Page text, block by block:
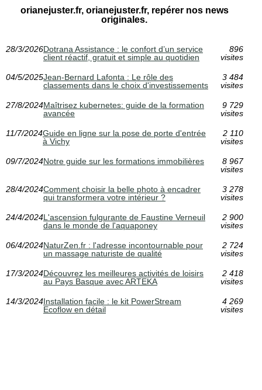
orianejuster.fr, orianejuster.fr, repérer nos news
originales.
28/3/2026Dotrana Assistance : le confort d’un service
client réactif, gratuit et simple au quotidien
896
visites
04/5/2025Jean-Bernard Lafonta : Le rôle des
classements dans le choix d'investissements
3 484
visites
27/8/2024Maîtrisez kubernetes: guide de la formation
avancée
9 729
visites
11/7/2024Guide en ligne sur la pose de porte d'entrée
à Vichy
2 110
visites
09/7/2024Notre guide sur les formations immobilières
8 967
visites
28/4/2024Comment choisir la belle photo à encadrer
qui transformera votre intérieur ?
3 278
visites
24/4/2024L'ascension fulgurante de Faustine Verneuil
dans le monde de l'aquaponey
2 900
visites
06/4/2024NaturZen.fr : l'adresse incontournable pour
un massage naturiste de qualité
2 724
visites
17/3/2024Découvrez les meilleures activités de loisirs
au Pays Basque avec ARTEKA
2 418
visites
14/3/2024Installation facile : le kit PowerStream
Ecoflow en détail
4 269
visites